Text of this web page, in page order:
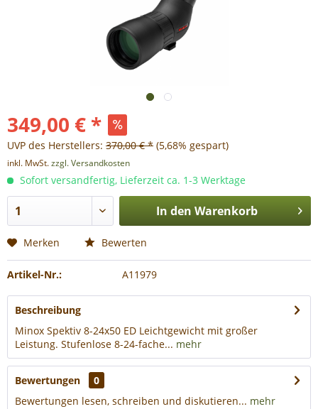
349,00 € *
UVP des Herstellers: 370,00 € * (5,68% gespart)
inkl. MwSt.zzgl. Versandkosten
Sofort versandfertig, Lieferzeit ca. 1-3 Werktage
In den Warenkorb
Merken Bewerten
Artikel-Nr.: A11979
Beschreibung
Minox Spektiv 8-24x50 ED Leichtgewicht mit großer
Leistung. Stufenlose 8-24-fache... mehr
Bewertungen
0
Bewertungen lesen, schreiben und diskutieren... mehr